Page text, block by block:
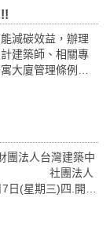
00生態講座系
教授120min12：
及實踐案例分享-
計師50min綠建
5014：00休息時
綠建築案例群創
50min結束
午餐、下午茶、
雪山森態之旅三
人$8,600元(小木
人住宿每人
4間，將以報名及
.大雪山莊小木屋
險等)六、阿里山.
點我)(2021-10-28
住1間四人房)；
(4人住1間四人
減碳效益，辦理
建築師、相關專
大廈管理條例規
建築之重視。內
部108年2月27日
人、管理機關、
人。 (二) 建築
參選優良綠建築作
得銅級以上綠建
團法人台灣建築中
社團法人
日(星期三)四.開課
於大坪林聯合
路3段200號15樓